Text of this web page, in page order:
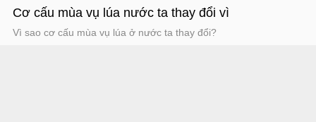
Cơ cấu mùa vụ lúa nước ta thay đổi vì
Vì sao cơ cấu mùa vụ lúa ở nước ta thay đổi?